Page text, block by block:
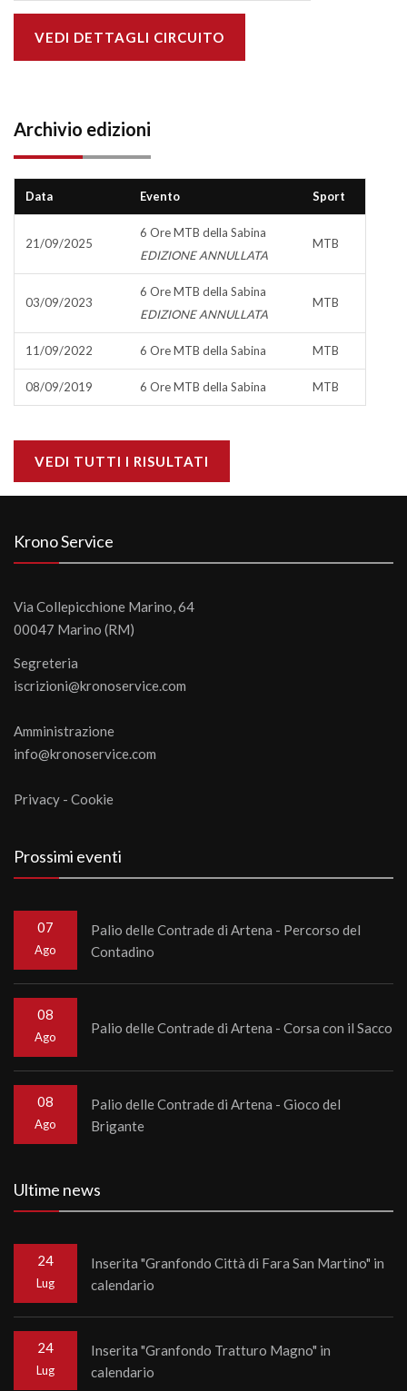
VEDI DETTAGLI CIRCUITO
Archivio edizioni
Data Evento Sport
21/09/2025
6 Ore MTB della Sabina
EDIZIONE ANNULLATA
MTB
03/09/2023
6 Ore MTB della Sabina
EDIZIONE ANNULLATA
MTB
11/09/2022 6 Ore MTB della Sabina MTB
08/09/2019 6 Ore MTB della Sabina MTB
VEDI TUTTI I RISULTATI
Krono Service
Via Collepicchione Marino, 64
00047 Marino (RM)
Segreteria
iscrizioni@kronoservice.com
Amministrazione
info@kronoservice.com
Privacy - Cookie
Prossimi eventi
07
Ago
Palio delle Contrade di Artena - Percorso del
Contadino
08
Ago
Palio delle Contrade di Artena - Corsa con il Sacco
08
Ago
Palio delle Contrade di Artena - Gioco del
Brigante
Ultime news
24
Lug
Inserita "Granfondo Città di Fara San Martino" in
calendario
24
Lug
Inserita "Granfondo Tratturo Magno" in
calendario